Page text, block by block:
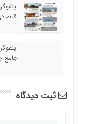
جامع
ثبت دیدگاه